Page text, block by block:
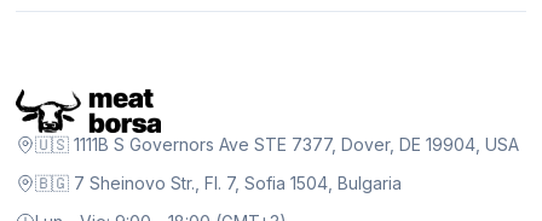
🇺🇸 1111B S Governors Ave STE 7377, Dover, DE 19904, USA
🇧🇬 7 Sheinovo Str., Fl. 7, Sofia 1504, Bulgaria